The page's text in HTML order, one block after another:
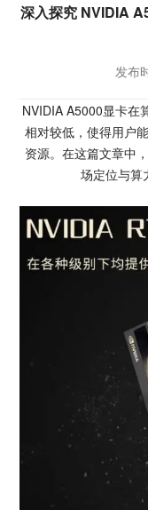
深入探究 NVIDIA
发布
NVIDIA A5000显卡在
相对较低，使得用户
资源。在这篇文章中
场定位与算